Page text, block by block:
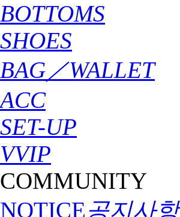
BOTTOMS
SHOES
BAG／WALLET
ACC
SET-UP
VVIP
COMMUNITY
NOTICE공지사항